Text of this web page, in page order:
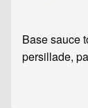
Base sauce
persillade,